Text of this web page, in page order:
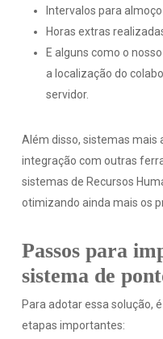
Intervalos para almoço
Horas extras
E alguns como o nosso
a localização do
servidor.
Além disso, sistemas mais
integração com outras
sistemas de Recursos
otimizando ainda mais os
Passos para
sistema de
Para adotar essa solução,
etapas importantes: